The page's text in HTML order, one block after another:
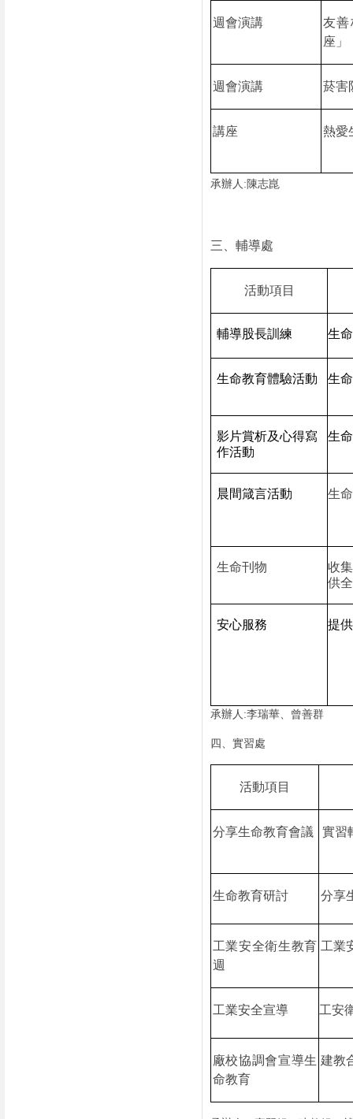
週會演講
友善
座」
週會演講 菸害
講座 熱愛
承辦人 : 陳志崑
三、輔導處
活動項目
輔導股長訓練 生
生命教育體驗活動 生
影片賞析及心得寫
作活動
生
晨間箴言活動 生
生命刊物
收
供
安心服務 提
承辦人 :李瑞華、曾善群
四、實習處
活動項目
分享生命教育會議 實習
生命教育研討 分享
工業安全衛生教育
週
工業
工業安全宣導 工安
廠校協調會宣導生
命教育
建教